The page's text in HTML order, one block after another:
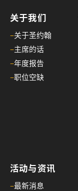
关于我们
–关于圣约翰
–主席的话
–年度报告
–职位空缺
活动与资讯
–最新消息